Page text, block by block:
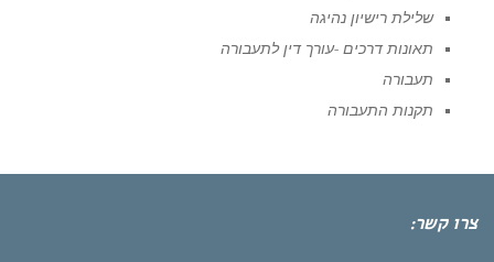
שלילת רישיון נהיגה
תאונות דרכים -עורך דין לתעבורה
תעבורה
תקנות התעבורה
צרו קשר: